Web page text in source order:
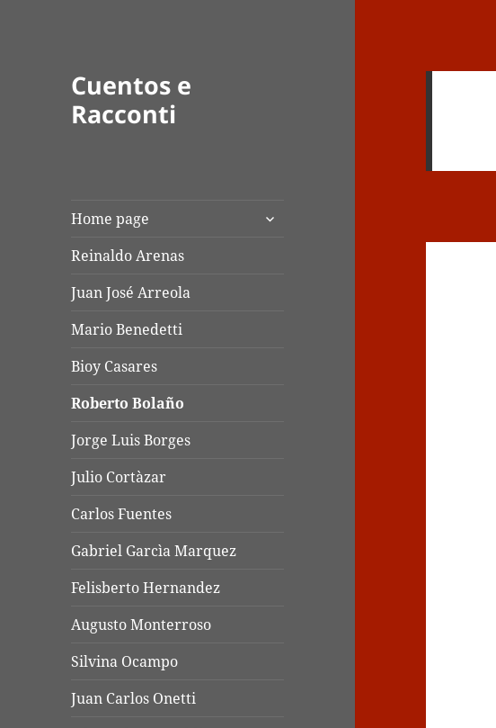
Cuentos e
Racconti
Home page
apri
Reinaldo Arenas
Juan José Arreola
Mario Benedetti
Bioy Casares
Roberto Bolaño
Jorge Luis Borges
Julio Cortàzar
Carlos Fuentes
Gabriel Garcìa Marquez
Felisberto Hernandez
Augusto Monterroso
Silvina Ocampo
Juan Carlos Onetti